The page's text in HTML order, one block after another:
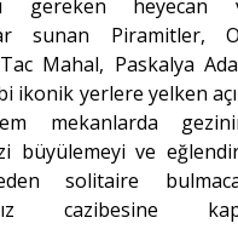
gereken heyecan
sunan Piramitler,
Mahal, Paskalya
ikonik yerlere yelken
mekanlarda
büyülemeyi ve
solitaire
cazibesine